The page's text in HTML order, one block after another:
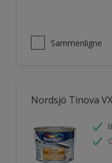
Sammenligne
Nordsjö Tinova